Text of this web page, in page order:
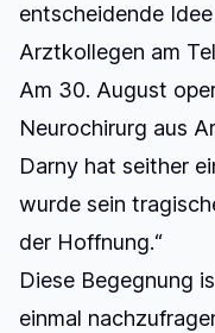
entscheidende
Arztkollegen am
Am 30. August
Neurochirurg aus
Darny hat seither
wurde sein
der Hoffnung.“
Diese Begegnung
einmal